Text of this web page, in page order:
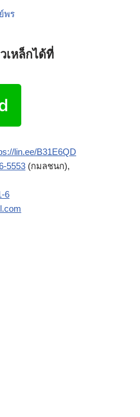
พร
เหล็กได้ที่
lin.ee/B31E6QD
5553 (กมลชนก),
6